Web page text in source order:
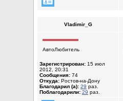
Vladimir_G
АвтоЛюбитель
Зарегистрирован: 15 июл
2012, 20:31
Сообщения: 74
Откуда: Ростов-на-Дону
Благодарил (а): 29 раз.
Поблагодарили: 29 раз.